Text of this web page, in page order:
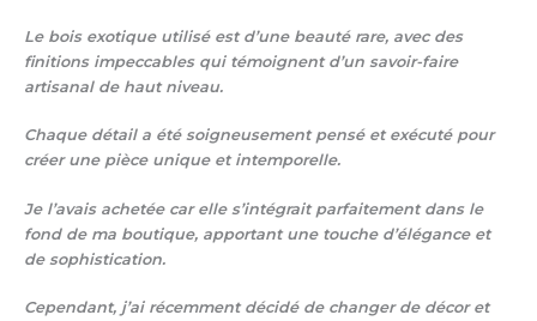
Le bois exotique utilisé est d’une beauté rare, avec des
finitions impeccables qui témoignent d’un savoir-faire
artisanal de haut niveau.
Chaque détail a été soigneusement pensé et exécuté pour
créer une pièce unique et intemporelle.
Je l’avais achetée car elle s’intégrait parfaitement dans le
fond de ma boutique, apportant une touche d’élégance et
de sophistication.
Cependant, j’ai récemment décidé de changer de décor et